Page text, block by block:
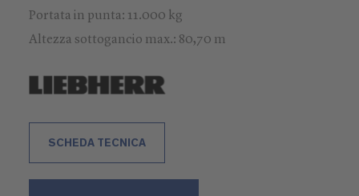
Portata in punta: 11.000 kg
Altezza sottogancio max.: 80,70 m
SCHEDA TECNICA